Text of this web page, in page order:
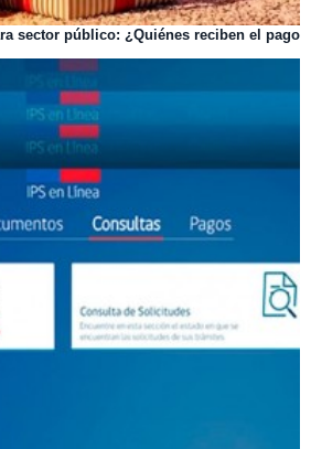
sector público: ¿Quiénes reciben el pago